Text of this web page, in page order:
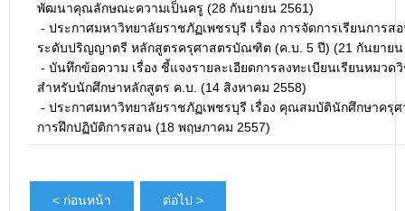
พัฒนาคุณลักษณะความเป็นครู (28 กันยายน 2561)
- ประกาศมหาวิทยาลัยราชภัฏเพชรบุรี เรื่อง การจัดการเรียนการ
ระดับปริญญาตรี หลักสูตรครุศาสตรบัณฑิต (ค.บ. 5 ปี) (21 กันยายน
- บันทึกข้อความ เรื่อง ชี้แจงรายละเอียดการลงทะเบียนเรียนหมวด
สำหรับนักศึกษาหลักสูตร ค.บ. (14 สิงหาคม 2558)
- ประกาศมหาวิทยาลัยราชภัฏเพชรบุรี เรื่อง คุณสมบัตินักศึกษาค
การฝึกปฏิบัติการสอน (18 พฤษภาคม 2557)
< ก่อนหน้า ต่อไป >